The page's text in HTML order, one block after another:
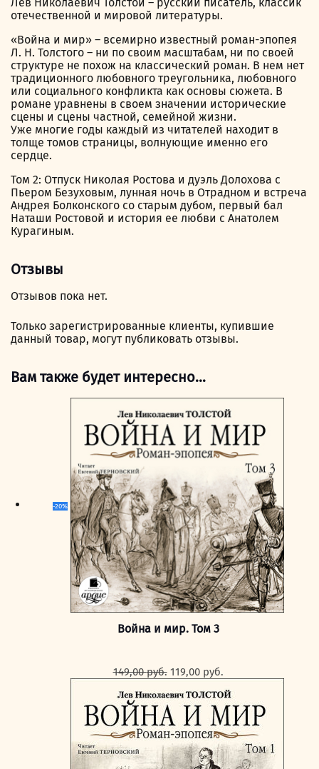
отечественной и мировой литературы.
«Война и мир» – всемирно известный роман-эпопея
Л. Н. Толстого – ни по своим масштабам, ни по своей
структуре не похож на классический роман. В нем нет
традиционного любовного треугольника, любовного
или социального конфликта как основы сюжета. В
романе уравнены в своем значении исторические
сцены и сцены частной, семейной жизни.
Уже многие годы каждый из читателей находит в
толще томов страницы, волнующие именно его
сердце.
Том 2: Отпуск Николая Ростова и дуэль Долохова с
Пьером Безуховым, лунная ночь в Отрадном и встреча
Андрея Болконского со старым дубом, первый бал
Наташи Ростовой и история ее любви с Анатолем
Курагиным.
Отзывы
Отзывов пока нет.
Только зарегистрированные клиенты, купившие
данный товар, могут публиковать отзывы.
Вам также будет интересно…
-20%
Война и мир. Том 3
149,00руб. Первоначальная
составляла
149,00 руб..
119,00 руб.
119,00 руб..